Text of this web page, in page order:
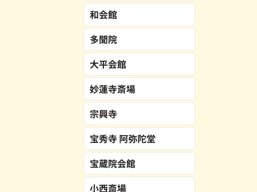
和会館
多聞院
大平会館
妙蓮寺斎場
宗興寺
宝秀寺 阿弥陀堂
宝蔵院会館
小西斎場